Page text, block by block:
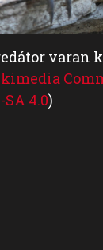
varan
SA 4.0)